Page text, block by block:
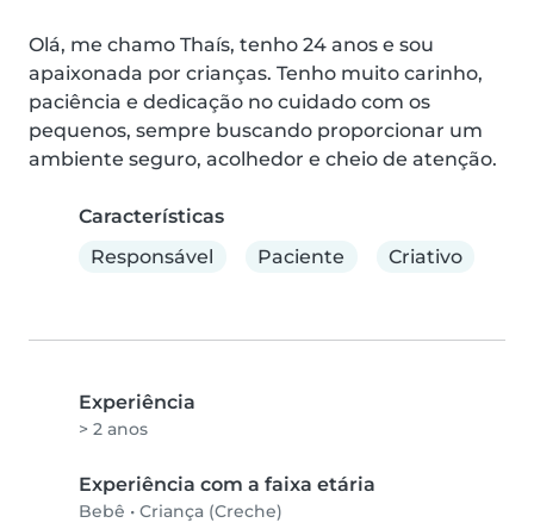
Olá, me chamo Thaís, tenho 24 anos e sou
apaixonada por crianças. Tenho muito carinho,
paciência e dedicação no cuidado com os
pequenos, sempre buscando proporcionar um
ambiente seguro, acolhedor e cheio de atenção.
Características
Responsável
Paciente Criativo
Experiência
> 2 anos
Experiência com a faixa etária
Bebê • Criança (Creche)